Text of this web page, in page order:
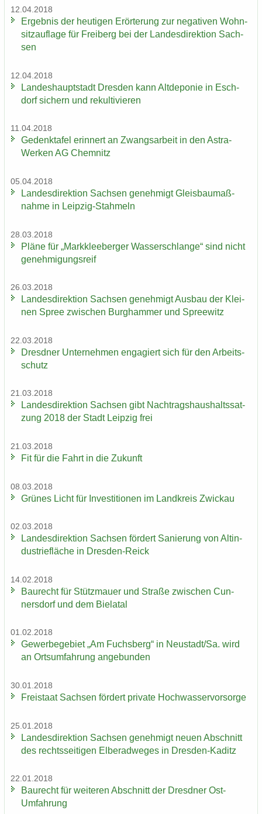
12.04.2018
Er­geb­nis der heu­ti­gen Er­ör­te­rung zur ne­ga­ti­ven Wohn­
sitz­auf­la­ge für Frei­berg bei der Lan­des­di­rek­ti­on Sach­
sen
12.04.2018
Lan­des­haupt­stadt Dres­den kann Alt­de­po­nie in Esch­
dorf si­chern und re­kul­ti­vie­ren
11.04.2018
Ge­denk­ta­fel er­in­nert an Zwangs­ar­beit in den Astra-​
Werken AG Chem­nitz
05.04.2018
Lan­des­di­rek­ti­on Sach­sen ge­neh­migt Gleis­bau­maß­
nah­me in Leipzig-​Stahmeln
28.03.2018
Pläne für „Mark­klee­ber­ger Was­ser­schlan­ge“ sind nicht
ge­neh­mi­gungs­reif
26.03.2018
Lan­des­di­rek­ti­on Sach­sen ge­neh­migt Aus­bau der Klei­
nen Spree zwi­schen Burg­ham­mer und Spree­witz
22.03.2018
Dresd­ner Un­ter­neh­men en­ga­giert sich für den Ar­beits­
schutz
21.03.2018
Lan­des­di­rek­ti­on Sach­sen gibt Nach­trags­haus­halts­sat­
zung 2018 der Stadt Leip­zig frei
21.03.2018
Fit für die Fahrt in die Zu­kunft
08.03.2018
Grü­nes Licht für In­ves­ti­tio­nen im Land­kreis Zwi­ckau
02.03.2018
Lan­des­di­rek­ti­on Sach­sen för­dert Sa­nie­rung von Alt­in­
dus­trie­flä­che in Dresden-​Reick
14.02.2018
Bau­recht für Stütz­mau­er und Stra­ße zwi­schen Cun­
ners­dorf und dem Bie­la­tal
01.02.2018
Ge­wer­be­ge­biet „Am Fuchs­berg“ in Neu­stadt/Sa. wird
an Orts­um­fah­rung an­ge­bun­den
30.01.2018
Frei­staat Sach­sen för­dert pri­va­te Hoch­was­ser­vor­sor­ge
25.01.2018
Lan­des­di­rek­ti­on Sach­sen ge­neh­migt neuen Ab­schnitt
des rechts­sei­ti­gen El­be­rad­we­ges in Dresden-​Kaditz
22.01.2018
Bau­recht für wei­te­ren Ab­schnitt der Dresd­ner Ost-​
Umfahrung